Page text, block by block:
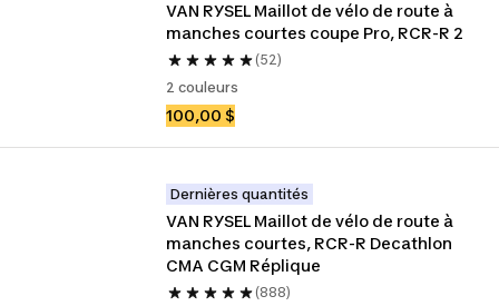
VAN RYSEL Maillot de vélo de route à
manches courtes coupe Pro, RCR-R 2
(52)
2 couleurs
100,00 $
Dernières quantités
VAN RYSEL Maillot de vélo de route à
manches courtes, RCR-R Decathlon
CMA CGM Réplique
(888)